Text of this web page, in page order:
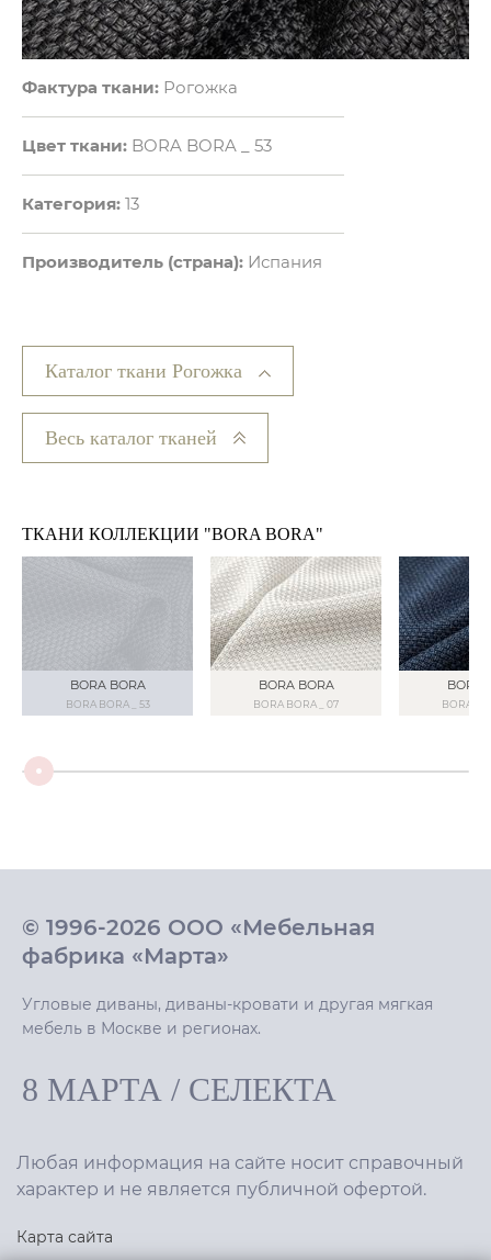
Фактура ткани: Рогожка
Цвет ткани: BORA BORA _ 53
Категория: 13
Производитель (страна): Испания
Каталог ткани Рогожка
Весь каталог тканей
ТКАНИ КОЛЛЕКЦИИ "BORA BORA"
BORA BORA
BORA BORA _ 53
BORA BORA
BORA BORA _ 07
BORA
BORA
© 1996-2026 ООО «Мебельная
фабрика «Марта»
Угловые диваны, диваны-кровати и другая мягкая
мебель в Москве и регионах.
8 МАРТА / СЕЛЕКТА
Любая информация на сайте носит справочный
характер и не является публичной офертой.
Карта сайта